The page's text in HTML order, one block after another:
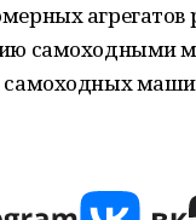
самоходными
самоходных